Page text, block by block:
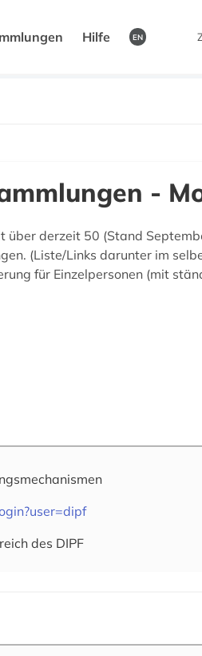
Hilfe EN
-
derzeit 50 (Stand
(Liste/Links darunter im
für Einzelpersonen (mit
des DIPF